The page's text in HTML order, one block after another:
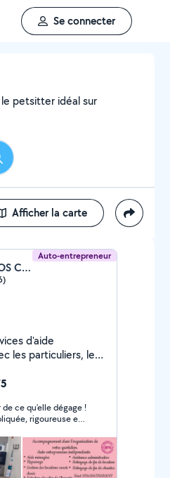
Se connecter
le petsitter idéal sur
Afficher la carte
Auto-entrepreneur
Dany Marmonteil (A VOS COTES 16)
d'aide
fait, travail
Certains travaux
fiscaux
impôts Les
moi qui prend en
Préfinancé par (CR
ce qu’elle dégage !
rigoureuse et
pas trop car je